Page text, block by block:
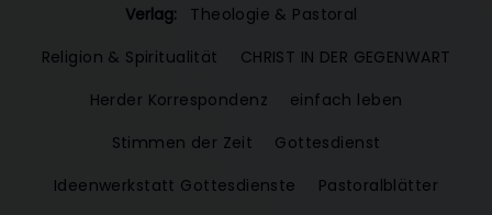
Verlag:
Theologie & Pastoral
Religion & Spiritualität
CHRIST IN DER GEGENWART
Herder Korrespondenz
einfach leben
Stimmen der Zeit
Gottesdienst
Ideenwerkstatt Gottesdienste
Pastoralblätter